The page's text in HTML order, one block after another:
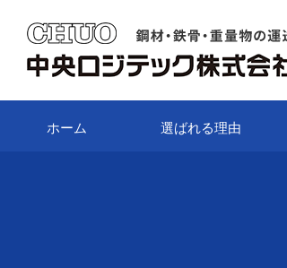
ホーム 選ばれる理由